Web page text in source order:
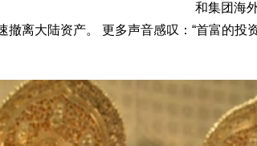
和集团海
撤离大陆资产。 更多声音感叹：“首富的投